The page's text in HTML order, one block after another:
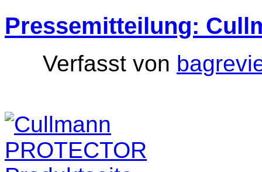
Pressemitteilung:
Verfasst von